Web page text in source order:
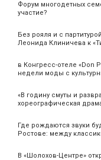
Форум многодетных
участие?
Без рояля и с
Леонида Клиничева к
в Конгресс-отеле «Don
недели моды с
«В годину смуты и
хореографическая
Где рождаются звуки
Ростове: между
В «Шолохов-Центре»